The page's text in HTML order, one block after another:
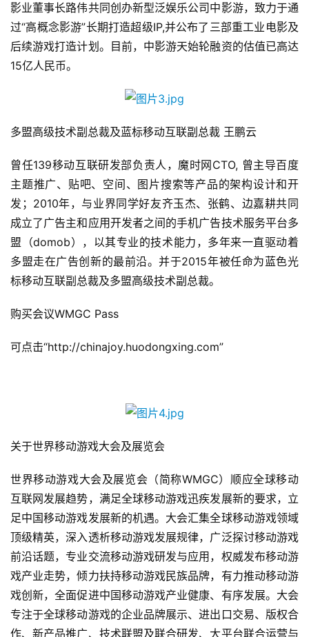
页
游
茶
原
创
游
戏
界
手
机
戏
休
闲
游
戏
2
0
影业董事长路伟共同创办新型泛娱乐公司中影游，致力于通
过“高概念影游”长期打造超级IP,并公布了三部重工业电影及
后续游戏打造计划。目前，中影游天始轮融资的估值已高达
15亿人民币。
多盟高级技术副总裁及蓝标移动互联副总裁 王鹏云
曾任139移动互联研发部负责人，魔时网CTO, 曾主导百度
主题推广、贴吧、空间、图片搜索等产品的架构设计和开
发；2010年，与业界同学好友齐玉杰、张鹤、边嘉耕共同
成立了广告主和应用开发者之间的手机广告技术服务平台多
盟（domob），以其专业的技术能力，多年来一直驱动着
多盟走在广告创新的最前沿。并于2015年被任命为蓝色光
标移动互联副总裁及多盟高级技术副总裁。
购买会议WMGC Pass
可点击“http://chinajoy.huodongxing.com”
关于世界移动游戏大会及展览会
世界移动游戏大会及展览会（简称WMGC）顺应全球移动
互联网发展趋势，满足全球移动游戏迅疾发展新的要求，立
足中国移动游戏发展新的机遇。大会汇集全球移动游戏领域
顶级精英，深入透析移动游戏发展规律，广泛探讨移动游戏
前沿话题，专业交流移动游戏研发与应用，权威发布移动游
戏产业走势，倾力扶持移动游戏民族品牌，有力推动移动游
戏创新，全面促进中国移动游戏产业健康、有序发展。大会
专注于全球移动游戏的企业品牌展示、进出口交易、版权合
作、新产品推广、技术联盟及联合研发、大平台联合运营与